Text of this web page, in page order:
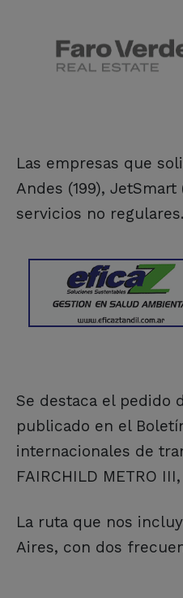
Las empresas que
Andes (199),
servicios no regulares.
Se destaca el pedido
publicado en el
internacionales de
FAIRCHILD METRO
La ruta que nos
Aires, con dos